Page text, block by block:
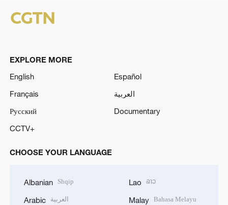
EXPLORE MORE
English
Español
Français
العربية
Русский
Documentary
CCTV+
CHOOSE YOUR LANGUAGE
Albanian Shqip
Arabic العربية
Lao ລາວ
Malay Bahasa Melayu